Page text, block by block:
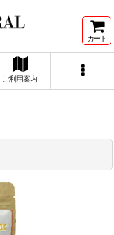
カート
ご利用案内